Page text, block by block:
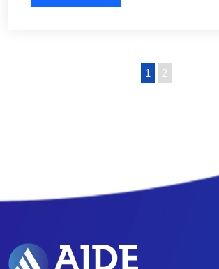
1 2